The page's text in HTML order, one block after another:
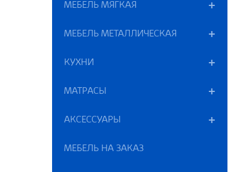
МЕБЕЛЬ МЯГКАЯ
МЕБЕЛЬ МЕТАЛЛИЧЕСКАЯ
КУХНИ
МАТРАСЫ
АКСЕССУАРЫ
МЕБЕЛЬ НА ЗАКАЗ